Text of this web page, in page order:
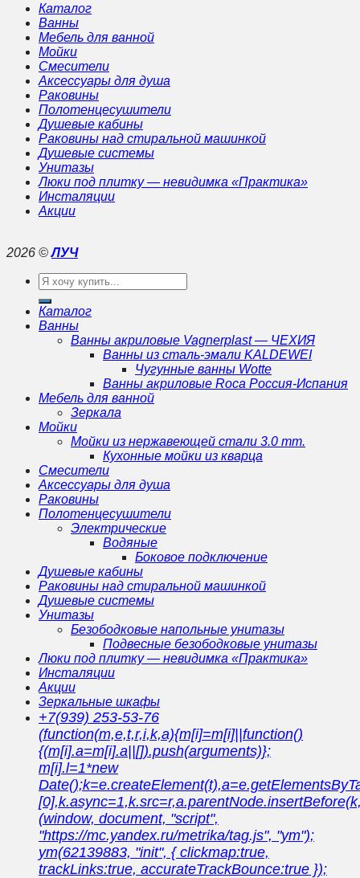
Каталог
Ванны
Мебель для ванной
Мойки
Смесители
Аксессуары для душа
Раковины
Полотенцесушители
Душевые кабины
Раковины над стиральной машинкой
Душевые системы
Унитазы
Люки под плитку — невидимка «Практика»
Инсталяции
Акции
2026 ©ЛУЧ
Искать:
Каталог
Ванны
Ванны акриловые Vagnerplast — ЧЕХИЯ
Ванны из сталь-эмали KALDEWEI
Чугунные ванны Wotte
Ванны акриловые Roca Россия-Испания
Мебель для ванной
Зеркала
Мойки
Мойки из нержавеющей стали 3.0 mm.
Кухонные мойки из кварца
Смесители
Аксессуары для душа
Раковины
Полотенцесушители
Электрические
Водяные
Боковое подключение
Душевые кабины
Раковины над стиральной машинкой
Душевые системы
Унитазы
Безободковые напольные унитазы
Подвесные безободковые унитазы
Люки под плитку — невидимка «Практика»
Инсталяции
Акции
Зеркальные шкафы
+7(939) 253-53-76
(function(m,e,t,r,i,k,a){m[i]=m[i]||function()
{(m[i].a=m[i].a||[]).push(arguments)};
m[i].l=1*new
(window, document, "script",
"https://mc.yandex.ru/metrika/tag.js", "ym");
ym(62139883, "init", { clickmap:true,
trackLinks:true, accurateTrackBounce:true });